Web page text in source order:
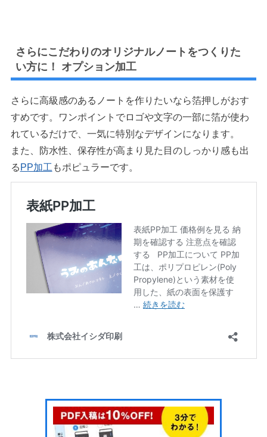
さらにこだわりのオリジナルノートをつくりた
い方に！ オプション加工
さらに高級感のあるノートを作りたいなら箔押しがおす
すめです。ワンポイントでロゴや文字の一部に箔が使わ
れているだけで、一気に特別なデザインになります。
また、防水性、保存性が高まり見た目のしっかり感も出
る PP加工 もポピュラーです。